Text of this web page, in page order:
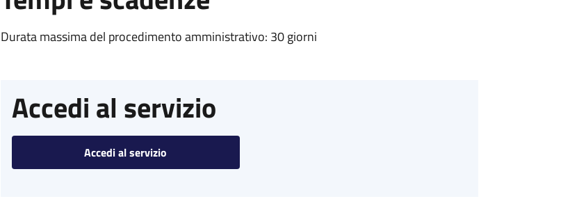
Durata massima del procedimento amministrativo: 30 giorni
Accedi al servizio
Accedi al servizio